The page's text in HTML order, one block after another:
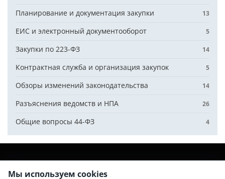
Планирование и документация закупки 13
ЕИС и электронный документооборот 5
Закупки по 223-ФЗ 14
Контрактная служба и организация закупок 5
Обзоры изменений законодательства 14
Разъяснения ведомств и НПА 26
Общие вопросы 44-ФЗ 4
Мы используем cookies